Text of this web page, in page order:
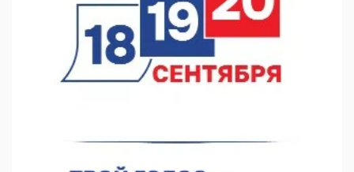
операцию на щитовидной железе
06.08.2026 15:03
Более 30 нижегородцев прошли обучение для соцконтракта
06.08.2026 14:46